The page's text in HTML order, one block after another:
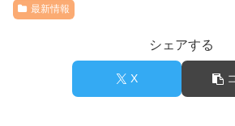
最新情報
シェアする
X